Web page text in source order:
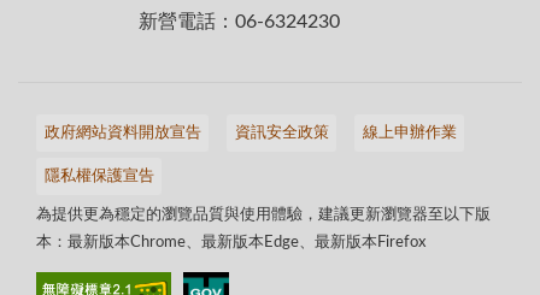
新營電話：06-6324230
政府網站資料開放宣告 資訊安全政策 線上申辦作業
隱私權保護宣告
為提供更為穩定的瀏覽品質與使用體驗，建議更新瀏覽器至以下版
本：最新版本Chrome、最新版本Edge、最新版本Firefox